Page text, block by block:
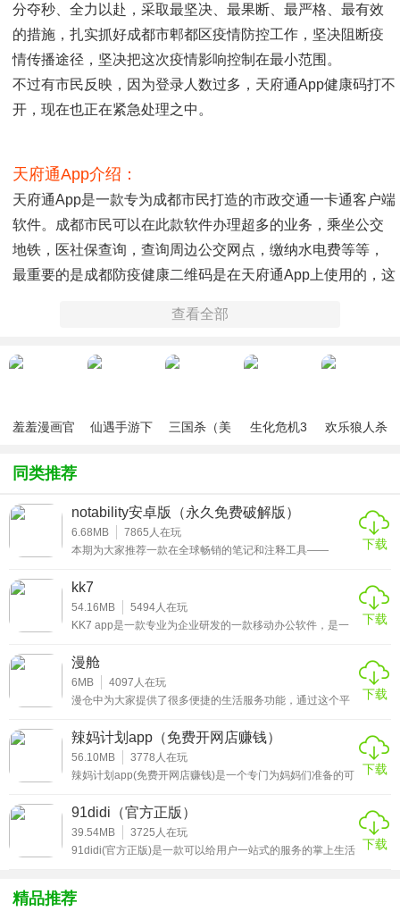
分夺秒、全力以赴，采取最坚决、最果断、最严格、最有效
的措施，扎实抓好成都市郫都区疫情防控工作，坚决阻断疫
情传播途径，坚决把这次疫情影响控制在最小范围。
不过有市民反映，因为登录人数过多，天府通app健康码打不
开，现在也正在紧急处理之中。
天府通app介绍：
天府通app是一款专为成都市民打造的市政交通一卡通客户端
软件。成都市民可以在此款软件办理超多的业务，乘坐公交
地铁，医社保查询，查询周边公交网点，缴纳水电费等等，
最重要的是成都防疫健康二维码是在天府通app上使用的，这
有需要的成都市民或者即将去往成都的用户都可以下载此款
真优雅，还能在线充值，也可以在线查询地铁公交卡的金
2、可以在天府通app生成很多的电子卡，如公交卡，社保
卡，水电卡，让你告别实体的时代，只要在手机上就能办理
3、每笔消费记录都可以查询，非常清楚；每个缴费网点都可
以在线查询，非常方便。
查看全部
羞羞漫画官
仙遇手游下
三国杀（美
生化危机3
欢乐狼人杀
同类推荐
notability安卓版（永久免费破解版）
6.68MB 7865 人在玩
本期为大家推荐一款在全球畅销的笔记和注释工具——
软件来记录各种生活琐事和职业流程。并且它的功能非常的
丰富且其强大，非常注重用户的隐私保护，小伙伴们不用担
心自己的私人信息被泄露的问题哟!喜欢的朋友欢迎来下载哟!
下载
kk7
54.16MB 5494人在玩
KK7 app是一款专业为企业研发的一款移动办公软件，是一
录，方便企业内部员工的沟通，提高办事效率，为企业节省
人力成本和时间效率，还提供了工作台，企业公众号等许多
的功能服务，企业也可以在此软件组织专属于的组织架构，
方便员工快速查找，让沟通更便捷，是一款帮助企业用户更
下载
漫舱
6MB 4097 人在玩
漫仓中为大家提供了很多便捷的生活服务功能，通过这个平
样可以免费获取到曝光，其他的用户看到了之后，如果觉得
有用的东西就会进行购买，让大家可以很好的去运用好自己
的闲置，不会造成浪费的情况。而且在里面购买也非常的便
宜，又可以实现正常的使用。
下载
辣妈计划app（免费开网店赚钱）
56.10MB 3778 人在玩
辣妈计划app(免费开网店赚钱)是一个专门为妈妈们准备的可
妈们还可以在这里自由的交流，把你的烦恼和育儿心得统统
都说出来。感兴趣的小伙伴来辣妈计划免费开店app官方正
版下载!
下载
91didi（官方正版）
39.54MB 3725 人在玩
91didi(官方正版)是一款可以给用户一站式的服务的掌上生活
小伙伴欢迎来91didi安卓iOSapp正版下载体验!
下载
精品推荐